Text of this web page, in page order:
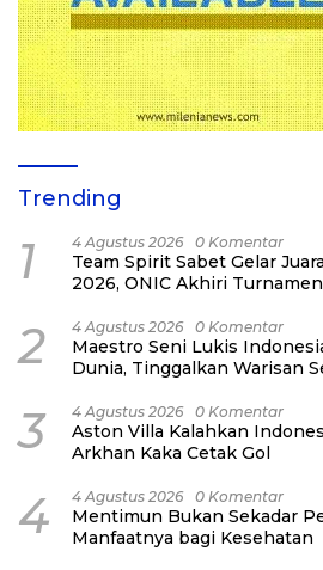
Trending
1 4 Agustus 2026 0 Komentar
Team Spirit Sabet Gelar
2026, ONIC Akhiri
2 4 Agustus 2026 0 Komentar
Maestro Seni Lukis
Dunia, Tinggalkan Warisan
3 4 Agustus 2026 0 Komentar
Aston Villa Kalahkan
Arkhan Kaka Cetak Gol
4 4 Agustus 2026 0 Komentar
Mentimun Bukan Sekadar
Manfaatnya bagi Kesehatan